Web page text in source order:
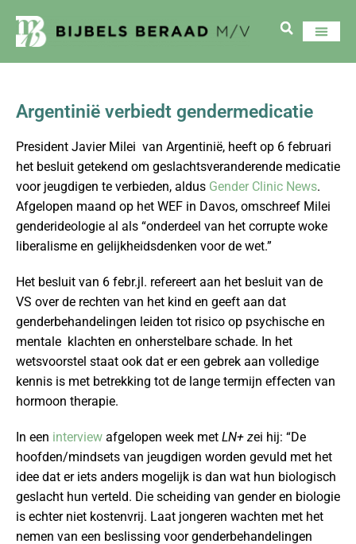
Argentinië verbiedt gendermedicatie
President Javier Milei van Argentinië, heeft op 6 februari
het besluit getekend om geslachtsveranderende medicatie
voor jeugdigen te verbieden, aldus Gender Clinic News.
Afgelopen maand op het WEF in Davos, omschreef Milei
genderideologie al als “onderdeel van het corrupte woke
liberalisme en gelijkheidsdenken voor de wet.”
Het besluit van 6 febr.jl. refereert aan het besluit van de
VS over de rechten van het kind en geeft aan dat
genderbehandelingen leiden tot risico op psychische en
mentale klachten en onherstelbare schade. In het
wetsvoorstel staat ook dat er een gebrek aan volledige
kennis is met betrekking tot de lange termijn effecten van
hormoon therapie.
In een interview afgelopen week met LN+ zei hij: “De
hoofden/mindsets van jeugdigen worden gevuld met het
idee dat er iets anders mogelijk is dan wat hun biologisch
geslacht hun verteld. Die scheiding van gender en biologie
is echter niet kostenvrij. Laat jongeren wachten met het
nemen van een beslissing voor genderbehandelingen